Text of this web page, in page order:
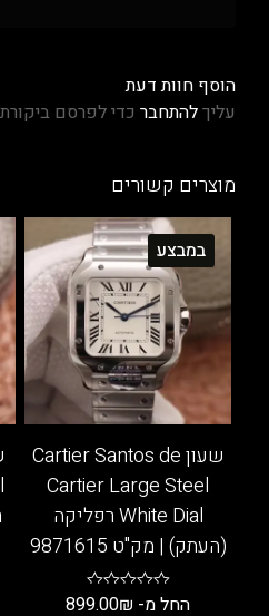
הוסף חוות דעת
עליךלהתחבר כדי לפרסם
מוצרים קשורים
במבצע
שעון Cartier Santos de
Cartier Large Steel
White Dial רפליקה
(העתק) | מק"ט 9871615
החל מ- 899.00₪